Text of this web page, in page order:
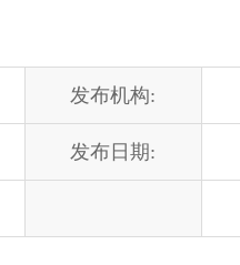
发布机构:
发布日期: